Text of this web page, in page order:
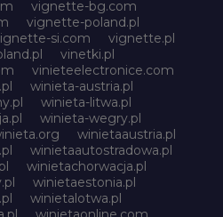
vignette-bg.com
vignette-poland.pl
si.com
vignette.pl
vinetki.pl
vinieteelectronice.com
winieta-austria.pl
winieta-litwa.pl
winieta-wegry.pl
winietaaustria.pl
winietaautostradowa.pl
winietachorwacja.pl
winietaestonia.pl
winietalotwa.pl